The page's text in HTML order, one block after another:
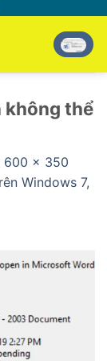
không thể
600 × 350
Windows 7,